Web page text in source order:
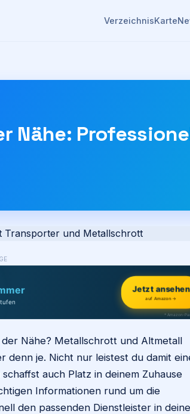
VerzeichnisKarte
Nähe:
Jetzt ansehen
auf Amazon →
* Amazon-
Nähe? Metallschrott und Altmetall
denn je. Nicht nur leistest du damit
auch Platz in deinem Zuhause
Informationen rund um die
den passenden Dienstleister in